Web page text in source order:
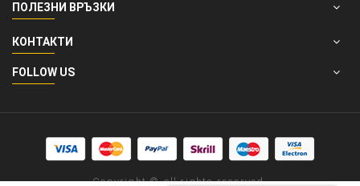
ПОЛЕЗНИ ВРЪЗКИ
КОНТАКТИ
FOLLOW US
Copyright © all rights reserved.